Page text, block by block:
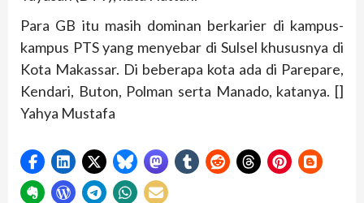
Para GB itu masih dominan berkarier di kampus-
kampus PTS yang menyebar di Sulsel khususnya di
Kota Makassar. Di beberapa kota ada di Parepare,
Kendari, Buton, Polman serta Manado, katanya. []
Yahya Mustafa